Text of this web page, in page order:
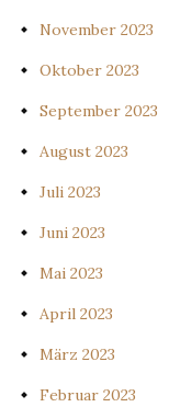
November 2023
Oktober 2023
September 2023
August 2023
Juli 2023
Juni 2023
Mai 2023
April 2023
März 2023
Februar 2023